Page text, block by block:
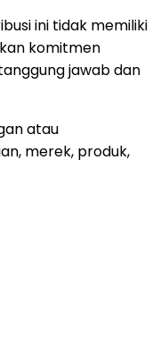
ini tidak memiliki
komitmen
jawab dan
atau
merek, produk,